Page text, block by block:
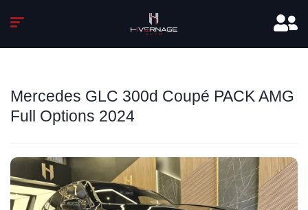
Mercedes GLC 300d Coupé PACK AMG
Full Options 2024